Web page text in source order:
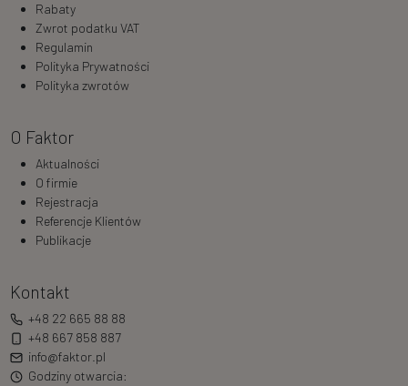
Rabaty
Zwrot podatku VAT
Regulamin
Polityka Prywatności
Polityka zwrotów
O Faktor
Aktualności
O firmie
Rejestracja
Referencje Klientów
Publikacje
Kontakt
+48 22 665 88 88
+48 667 858 887
info@faktor.pl
Godziny otwarcia: